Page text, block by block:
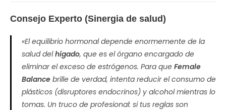
Consejo Experto (Sinergia de salud)
«El equilibrio hormonal depende enormemente de la
salud delhígado, que es el órgano encargado de
eliminar el exceso de estrógenos. Para que Female
Balance brille de verdad, intenta reducir el consumo de
plásticos (disruptores endocrinos) y alcohol mientras lo
tomas. Un truco de profesional: si tus reglas son